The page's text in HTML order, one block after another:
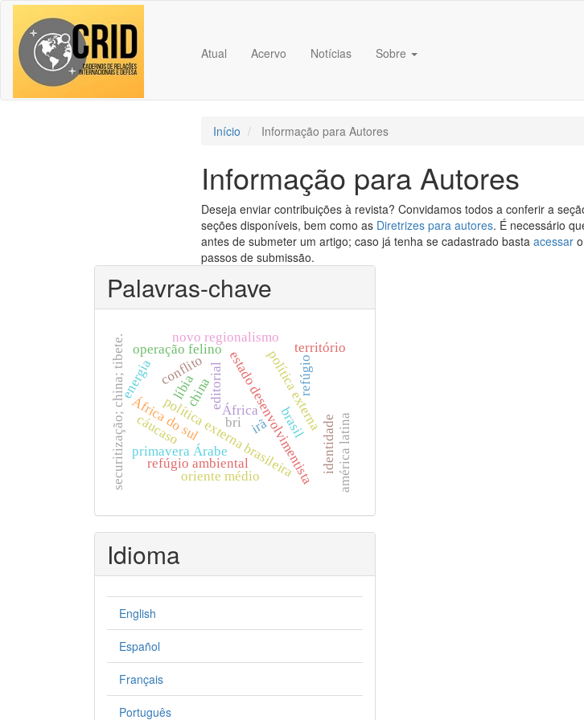
Navegação
Principal
Conteúdo
principal
Barra
Lateral
Atual Acervo Notícias Sobre
Início Informação para Autores
Informação para Autores
Deseja enviar contribuições à revista? Convidamos todos a conferir a
seções disponíveis, bem como as Diretrizes para autores. É necessário
antes de submeter um artigo; caso já tenha se cadastrado basta acessar
passos de submissão.
Palavras-chave
brasil
estado desenvolvimentista
política externa brasileira
líbia
primavera Árabe
África
editorial
África do sul política externa
identidade
bri
china
américa latina
securitização; china; tibete. refúgio
refúgio ambiental
irã
oriente médio
operação felino
conflito
território
energia
cáucaso
novo regionalismo
Idioma
English
Español
Français
Português